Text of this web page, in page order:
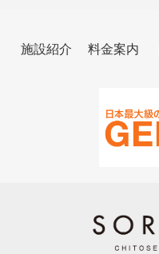
施設紹介 料金案内